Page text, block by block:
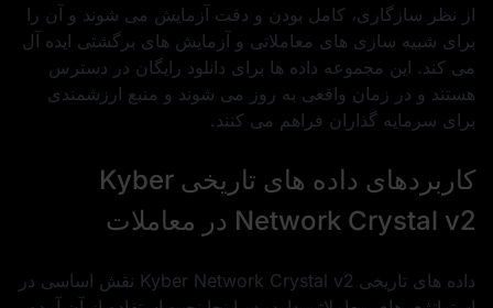
از نظر سازگاری، کامل بودن و دقت آزمایش می شوند و آن را
برای شبیه سازی های معاملاتی و آزمایش های برگشتی ایده آل
می کند. این مجموعه داده ها برای دانلود رایگان در دسترس
هستند و در زمان واقعی به روز می شوند و منبع ارزشمندی
برای سرمایه گذاران فراهم می کنند.
کاربردهای داده های تاریخی Kyber
Network Crystal v2 در معاملات
داده های تاریخی Kyber Network Crystal v2 نقش اساسی در